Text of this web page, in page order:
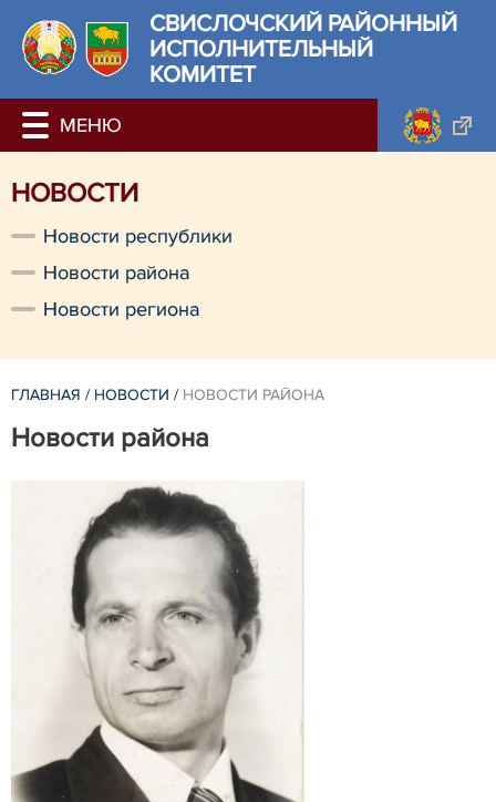
СВИСЛОЧСКИЙ РАЙОННЫЙ
ИСПОЛНИТЕЛЬНЫЙ
КОМИТЕТ
НОВОСТИ
Новости республики
Новости района
Новости региона
ГЛАВНАЯ / НОВОСТИ / НОВОСТИ РАЙОНА
Новости района